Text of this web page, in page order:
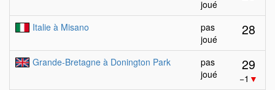
joué
Italie à Misano
pas
joué
28
Grande-Bretagne à Donington Park
pas
joué
29
−1 ▼